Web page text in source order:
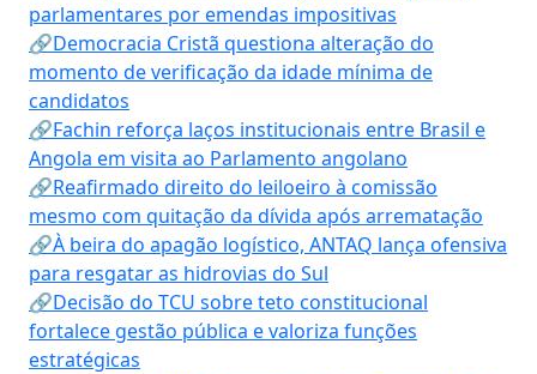
parlamentares por emendas impositivas
🔗Democracia Cristã questiona alteração do
momento de verificação da idade mínima de
candidatos
🔗Fachin reforça laços institucionais entre Brasil e
Angola em visita ao Parlamento angolano
🔗Reafirmado direito do leiloeiro à comissão
mesmo com quitação da dívida após arrematação
🔗À beira do apagão logístico, ANTAQ lança ofensiva
para resgatar as hidrovias do Sul
🔗Decisão do TCU sobre teto constitucional
fortalece gestão pública e valoriza funções
estratégicas